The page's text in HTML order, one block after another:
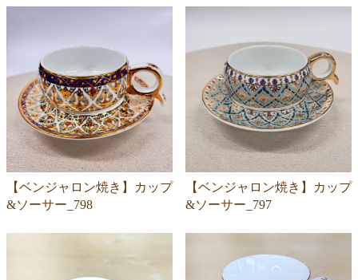
【ベンジャロン焼き】カップ
&ソーサー_798
【ベンジャロン焼き】カップ
&ソーサー_797